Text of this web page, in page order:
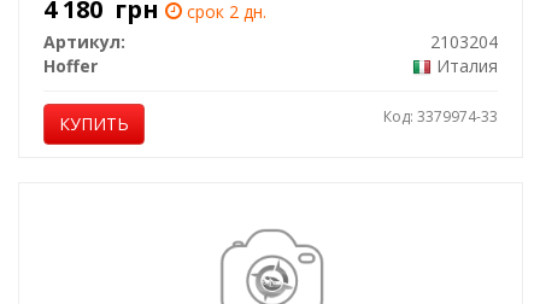
4 180 грн
срок 2 дн.
Артикул:
2103204
Hoffer
Италия
КУПИТЬ Код: 3379974-33